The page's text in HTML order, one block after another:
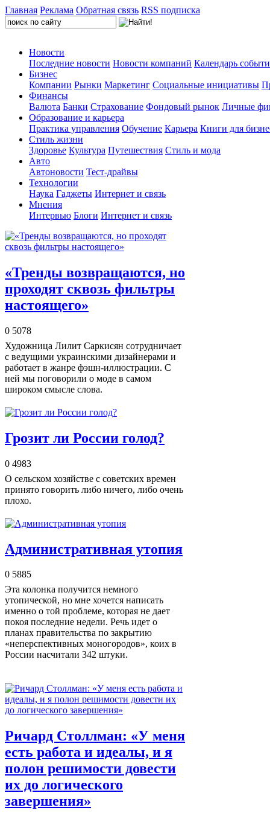
Главная Реклама Обратная связь RSS подписка
Новости
Последние новости Новости компаний Календарь
Бизнес
Компании Рынки Маркетинг Социальные инициативы
Финансы
Валюта Банки Страхование Фондовый рынок Личные
Образование и карьера
Практика управления Обучение Карьера Книги для
Стиль жизни
Здоровье Культура Путешествия Стиль и мода
Авто
Автоновости Тест-драйвы
Технологии
Наука Гаджеты Интернет и связь
Мнения
Интервью Блоги Интернет и связь
«Тренды возвращаются, но
проходят сквозь фильтры
настоящего»
0 5078
Художница Лилит Саркисян сотрудничает
с ведущими украинскими дизайнерами и
работает в жанре фэшн-иллюстрации. С
ней мы поговорили о моде в самом
широком смысле слова.
Грозит ли России голод?
0 4983
О сельском хозяйстве с советских времен
принято говорить либо ничего, либо очень
плохо.
Административная утопия
0 5885
Эта колонка получится немного
утопической, но мне хочется написать
именно о той проблеме, которая не дает
покоя последние недели. Речь идет о
планах правительства по закрытию
«неперспективных моногородов», коих в
России насчитали 342 штуки.
Ричард Столлман: «У меня
есть работа и идеалы, и я
полон решимости довести
их до логического
завершения»